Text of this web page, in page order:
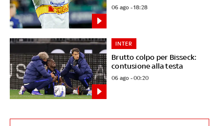
06 ago - 18:28
Brutto colpo per Bisseck:
contusione alla testa
INTER
06 ago - 00:20